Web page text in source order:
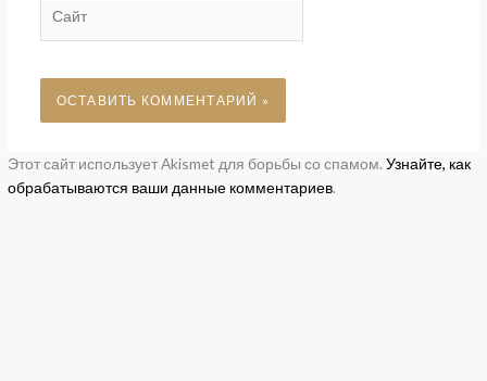
Этот сайт использует Akismet для борьбы со спамом.Узнайте, как
обрабатываются ваши данные комментариев.